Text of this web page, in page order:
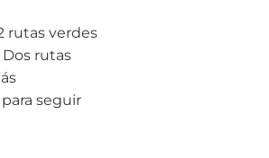
rutas verdes
Dos rutas
para seguir